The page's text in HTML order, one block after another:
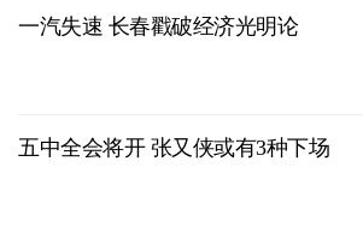
一汽失速 长春戳破经济光明论
五中全会将开 张又侠或有3种下场